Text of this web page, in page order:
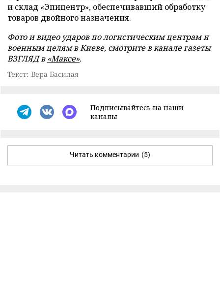
и склад «Эпицентр», обеспечивавший обработку
товаров двойного назначения.
Фото и видео ударов по логистическим центрам и
военным целям в Киеве, смотрите в канале газеты
ВЗГЛЯД в «Максе».
Текст: Вера Басилая
Подписывайтесь на наши
каналы
Читать комментарии (5)